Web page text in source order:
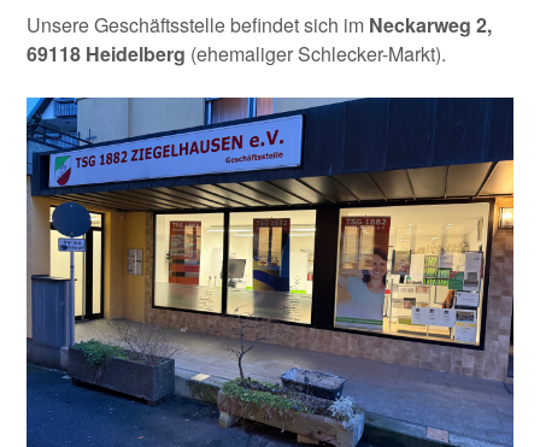
Unsere Geschäftsstelle befindet sich im Neckarweg 2,
69118 Heidelberg (ehemaliger Schlecker-Markt).